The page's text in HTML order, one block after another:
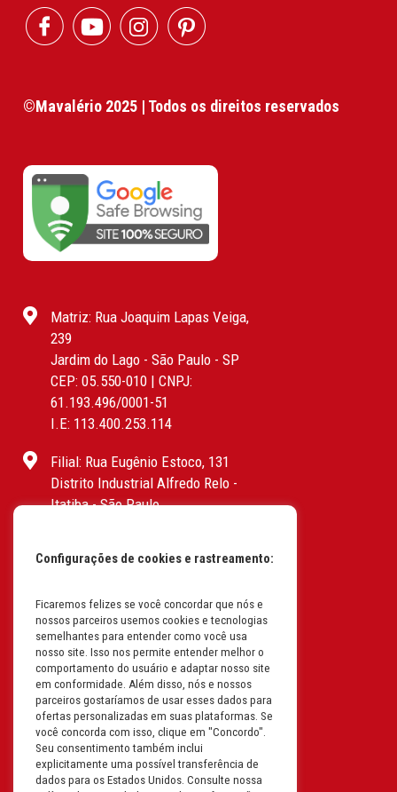
©Mavalério 2025 | Todos os direitos reservados
Matriz: Rua Joaquim Lapas Veiga,
239
Jardim do Lago - São Paulo - SP
CEP: 05.550-010 | CNPJ:
61.193.496/0001-51
I.E: 113.400.253.114
Filial: Rua Eugênio Estoco, 131
Distrito Industrial Alfredo Relo -
Itatiba - São Paulo
I.E: 382.096.357.1147
Filial: Av. Odila Chaves Rodrigues,
1277
Parque industrial RM - Condomínio
Therapark - Jundiaí - São Paulo
CEP: 13.213-087 | CNPJ:
61.193.496/0018-08
I.E: 407.642.800.114
Filial: Rua em Projeto G, 728 – Letra A
Configurações de cookies e rastreamento:
Ficaremos felizes se você concordar que nós e
nossos parceiros usemos cookies e tecnologias
semelhantes para entender como você usa
nosso site. Isso nos permite entender melhor o
comportamento do usuário e adaptar nosso site
em conformidade. Além disso, nós e nossos
parceiros gostaríamos de usar esses dados para
ofertas personalizadas em suas plataformas. Se
você concorda com isso, clique em "Concordo".
Seu consentimento também inclui
explicitamente uma possível transferência de
dados para os Estados Unidos. Consulte nossa